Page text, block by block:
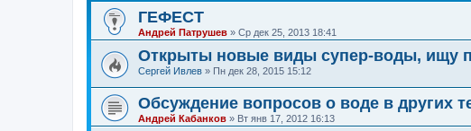
ГЕФЕСТ
Андрей Патрушев » Ср дек 25, 2013 18:41
Открыты новые виды супер-воды, ищу
Сергей Ивлев » Пн дек 28, 2015 15:12
Обсуждение вопросов о воде в других
Андрей Кабанков » Вт янв 17, 2012 16:13